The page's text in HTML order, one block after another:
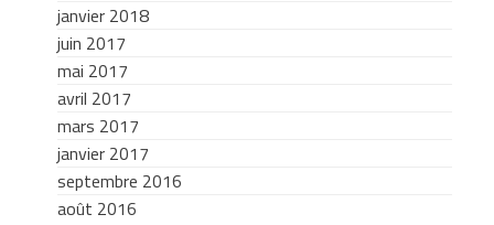
janvier 2018
juin 2017
mai 2017
avril 2017
mars 2017
janvier 2017
septembre 2016
août 2016